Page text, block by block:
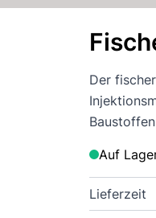
Der
Auf
Lieferzeit